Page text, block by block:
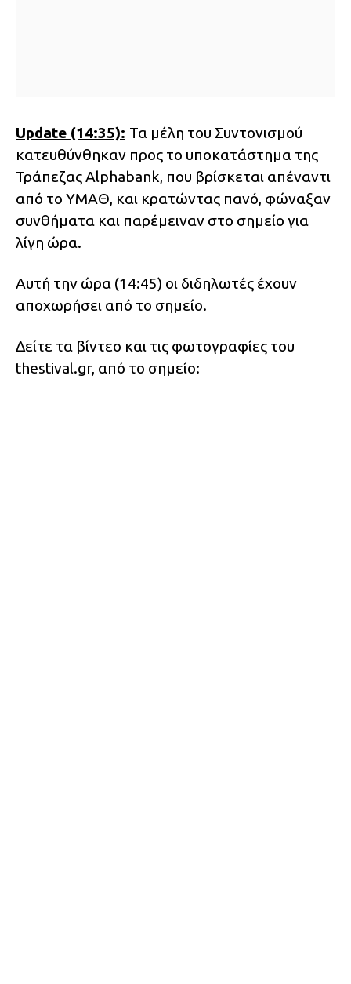
Update (14:35): Τα μέλη του Συντονισμού
κατευθύνθηκαν προς το υποκατάστημα της
Τράπεζας Alphabank, που βρίσκεται απέναντι
από το ΥΜΑΘ, και κρατώντας πανό, φώναξαν
συνθήματα και παρέμειναν στο σημείο για
λίγη ώρα.
Αυτή την ώρα (14:45) οι διδηλωτές έχουν
αποχωρήσει από το σημείο.
Δείτε τα βίντεο και τις φωτογραφίες του
thestival.gr, από το σημείο: